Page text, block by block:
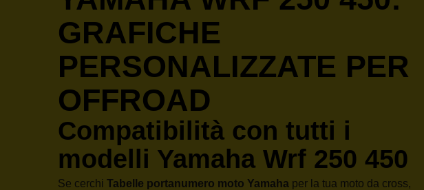
GRAFICHE
PERSONALIZZATE PER
OFFROAD
Compatibilità con tutti i
modelli Yamaha Wrf 250 450
Se cerchiTabelle portanumero moto Yamaha per la tua moto da cross,